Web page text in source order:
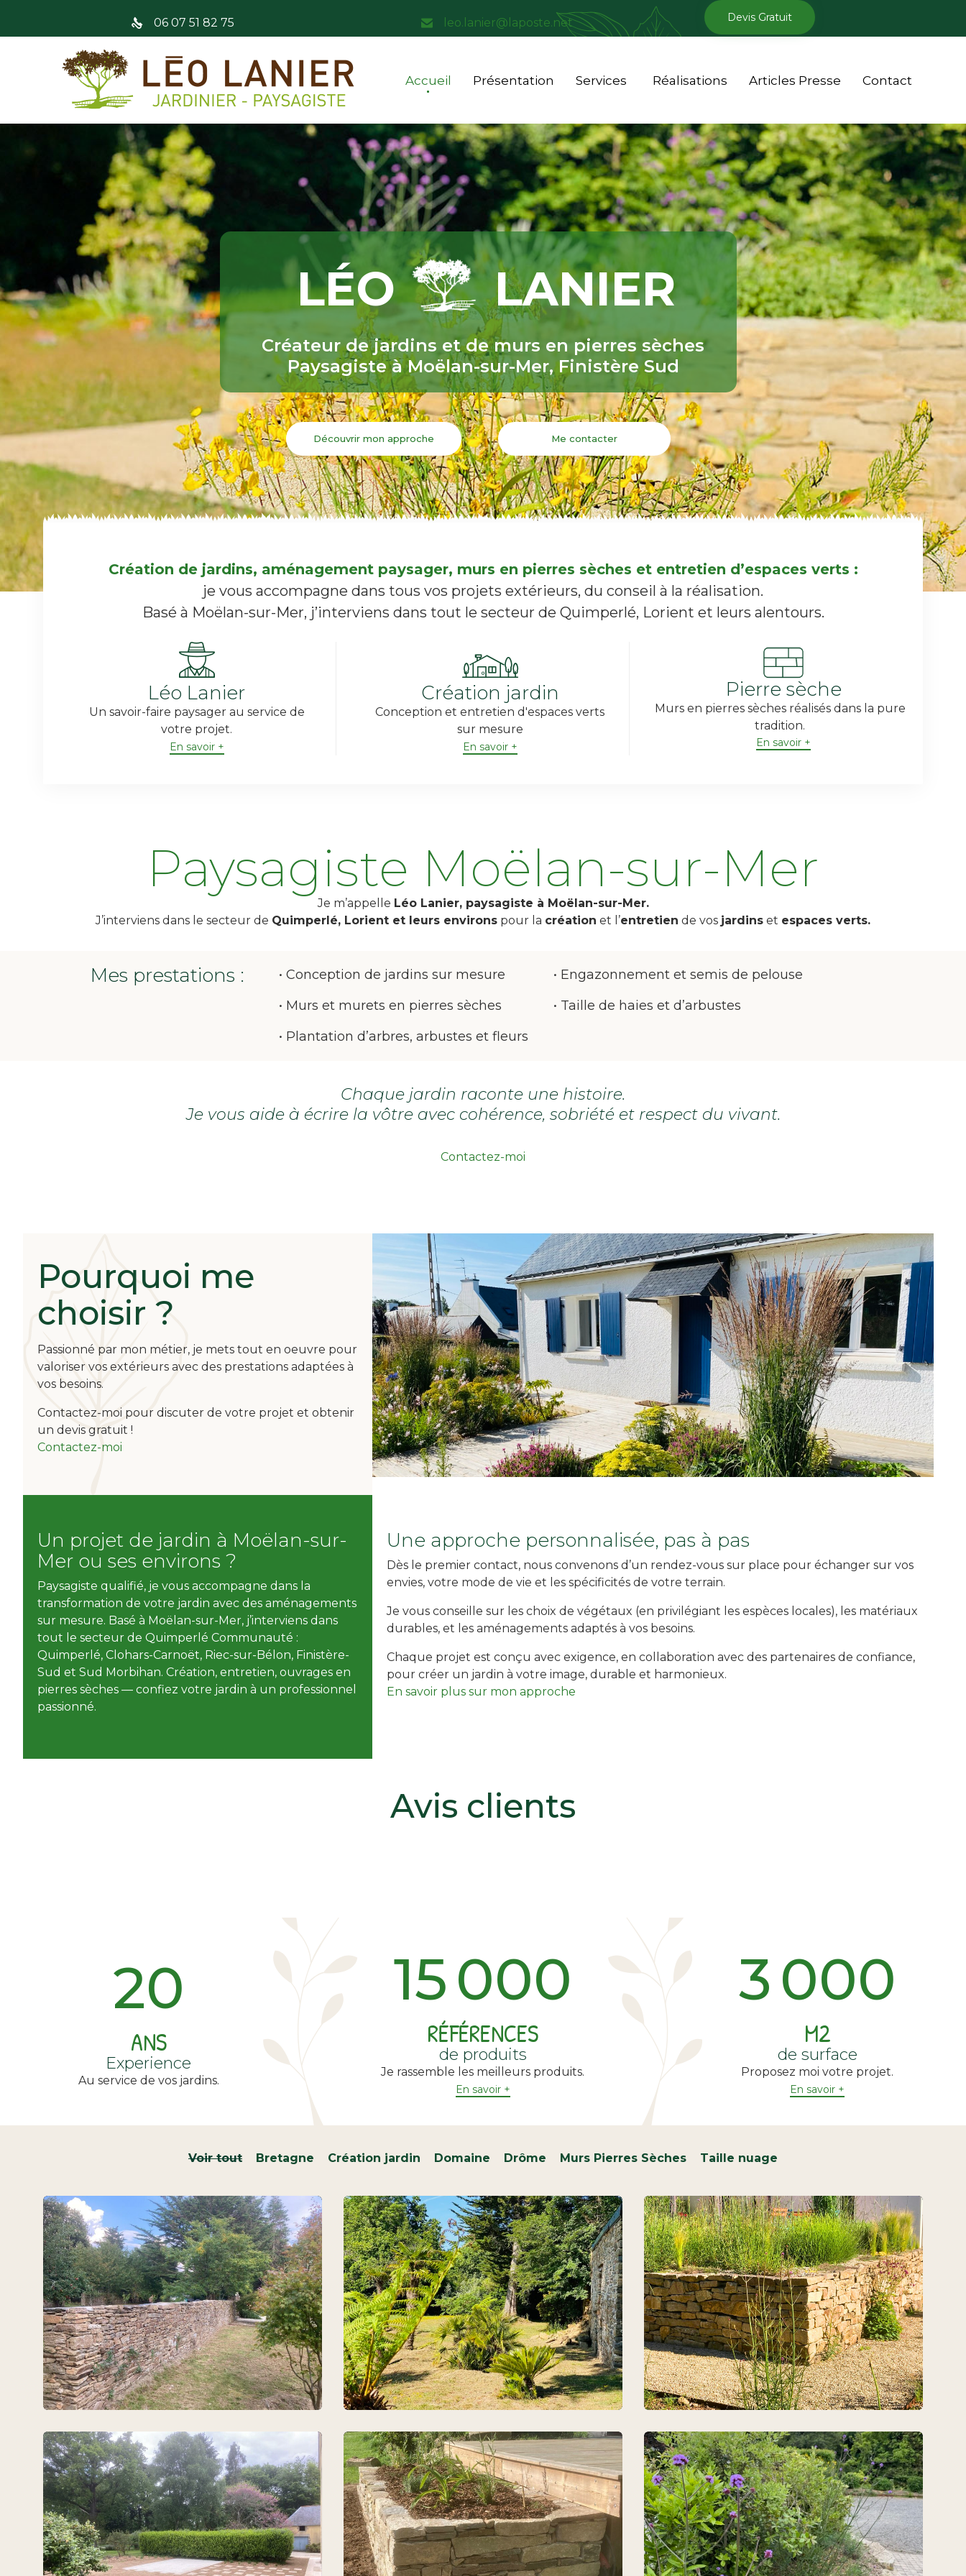
06 07 51 82 75 leo.lanier@laposte.net Devis Gratuit
Accueil Présentation Services Réalisations Articles Presse Contact
LÉO LANIER
Découvrir mon approche
Créateur de jardins et de murs en pierres sèches
Paysagiste à Moëlan-sur-Mer, Finistère Sud
Me contacter
Création de jardins, aménagement paysager, murs en pierres sèches et entretien d’espaces verts :
je vous accompagne dans tous vos projets extérieurs, du conseil à la réalisation.
Basé à Moëlan-sur-Mer, j’interviens dans tout le secteur de Quimperlé, Lorient et leurs alentours.
Léo Lanier
Un savoir-faire paysager au service de
votre projet.
En savoir +
Création jardin
Conception et entretien d'espaces verts
sur mesure
En savoir +
Pierre sèche
Murs en pierres sèches réalisés dans la pure
tradition.
En savoir +
Paysagiste Moëlan-sur-Mer
Je m’appelle Léo Lanier, paysagiste à Moëlan-sur-Mer.
J’interviens dans le secteur de Quimperlé, Lorient et leurs environs pour la création et l’entretien de vos jardins et espaces verts.
Mes prestations :
• Conception de jardins sur mesure
• Murs et murets en pierres sèches
• Plantation d’arbres, arbustes et fleurs
• Engazonnement et semis de pelouse
• Taille de haies et d’arbustes
Chaque jardin raconte une histoire.
Je vous aide à écrire la vôtre avec cohérence, sobriété et respect du vivant.
Contactez-moi
Pourquoi me
choisir ?
Passionné par mon métier, je mets tout en oeuvre pour
valoriser vos extérieurs avec des prestations adaptées à
vos besoins.
Contactez-moi pour discuter de votre projet et obtenir
un devis gratuit !
Contactez-moi
Un projet de jardin à Moëlan-sur-
Mer ou ses environs ?
Paysagiste qualifié, je vous accompagne dans la
transformation de votre jardin avec des aménagements
sur mesure. Basé à Moëlan-sur-Mer, j’interviens dans
tout le secteur de Quimperlé Communauté :
Quimperlé, Clohars-Carnoët, Riec-sur-Bélon, Finistère-
Sud et Sud Morbihan. Création, entretien, ouvrages en
pierres sèches — confiez votre jardin à un professionnel
passionné.
Une approche personnalisée, pas à pas
Dès le premier contact, nous convenons d’un rendez-vous sur place pour échanger sur vos
envies, votre mode de vie et les spécificités de votre terrain.
Je vous conseille sur les choix de végétaux (en privilégiant les espèces locales), les matériaux
durables, et les aménagements adaptés à vos besoins.
Chaque projet est conçu avec exigence, en collaboration avec des partenaires de confiance,
pour créer un jardin à votre image, durable et harmonieux.
En savoir plus sur mon approche
Avis clients
20
ANS
Experience
Au service de vos jardins.
15 000
RÉFÉRENCES
de produits
Je rassemble les meilleurs produits.
En savoir +
3 000
M2
de surface
Proposez moi votre projet.
En savoir +
Voir tout Bretagne Création jardin Domaine Drôme Murs Pierres Sèches Taille nuage